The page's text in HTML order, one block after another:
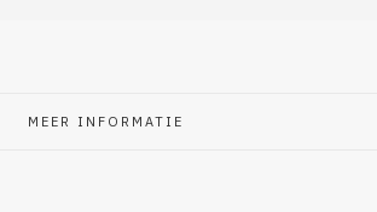
MEER INFORMATIE